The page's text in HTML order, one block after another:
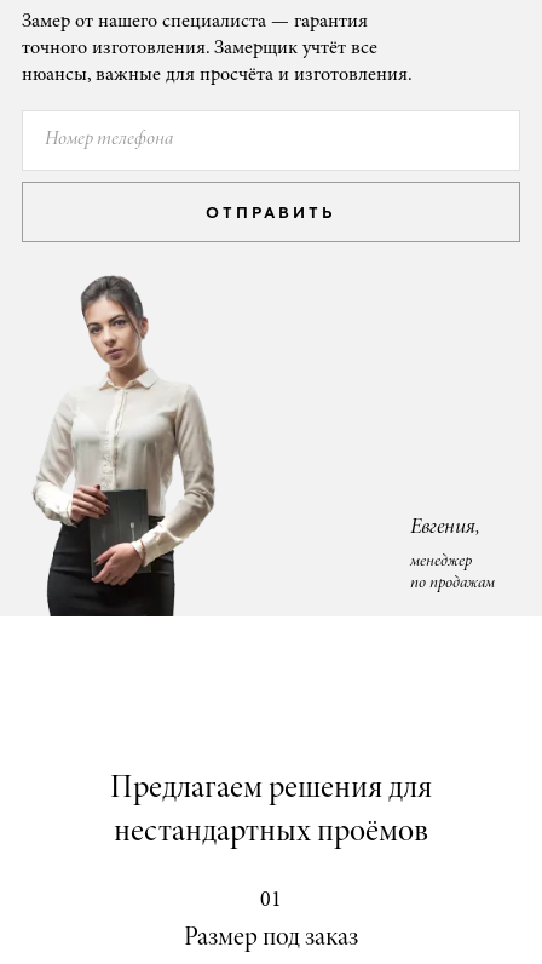
Замер от нашего специалиста — гарантия
точного изготовления. Замерщик учтёт все
нюансы, важные для просчёта и изготовления.
ОТПРАВИТЬ
Евгения,
менеджер
по продажам
Предлагаем решения для
нестандартных проёмов
01
Размер под заказ